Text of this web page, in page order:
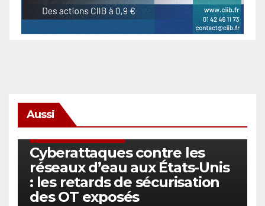
Aussi
Cyberattaques contre les
réseaux d’eau aux États-Unis
: les retards de sécurisation
des OT exposés